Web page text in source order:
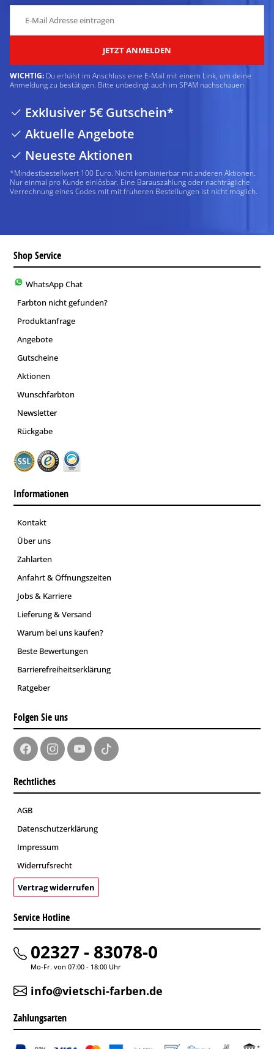
JETZT ANMELDEN
WICHTIG: Du erhälst im Anschluss eine E-Mail mit einem Link, um deine
Anmeldung zu bestätigen. Bitte unbedingt auch im SPAM nachschauen
Exklusiver 5€ Gutschein*
Aktuelle Angebote
Neueste Aktionen
*Mindestbestellwert 100 Euro. Nicht kombinierbar mit anderen Aktionen.
Nur einmal pro Kunde einlösbar. Eine Barauszahlung oder nachträgliche
Verrechnung eines Codes mit mit früheren Bestellungen ist nicht möglich.
Shop Service
WhatsApp Chat
Farbton nicht gefunden?
Produktanfrage
Angebote
Gutscheine
Aktionen
Wunschfarbton
Newsletter
Rückgabe
Informationen
Kontakt
Über uns
Zahlarten
Anfahrt & Öffnungszeiten
Jobs & Karriere
Lieferung & Versand
Warum bei uns kaufen?
Beste Bewertungen
Barrierefreiheitserklärung
Ratgeber
Folgen Sie uns
Rechtliches
AGB
Datenschutzerklärung
Impressum
Widerrufsrecht
Vertrag widerrufen
Service Hotline
02327 - 83078-0
Mo-Fr. von 07:00 - 18:00 Uhr
info@vietschi-farben.de
Zahlungsarten